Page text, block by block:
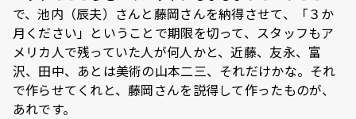
で、池内（辰夫）さんと藤岡さんを納得させて、「３か
月ください」ということで期限を切って、スタッフもア
メリカ人で残っていた人が何人かと、近藤、友永、富
沢、田中、あとは美術の山本二三、それだけかな。それ
で作らせてくれと、藤岡さんを説得して作ったものが、
あれです。